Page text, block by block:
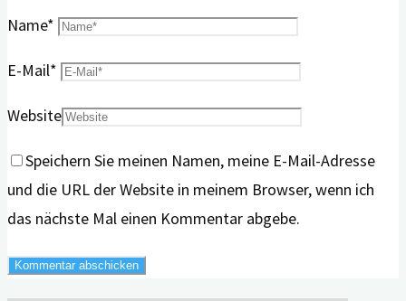
Name*
E-Mail*
Website
Speichern Sie meinen Namen, meine E-Mail-Adresse
und die URL der Website in meinem Browser, wenn ich
das nächste Mal einen Kommentar abgebe.